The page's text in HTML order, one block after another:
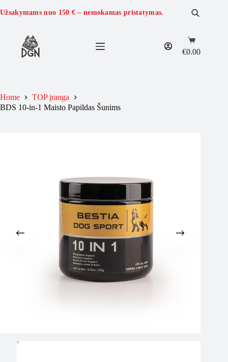
to
Užsakymams nuo 150 € – nemokamas pristatymas.
Shopping
cart
€0.00
Home
TOP įranga
BDS 10-in-1 Maisto Papildas Šunims